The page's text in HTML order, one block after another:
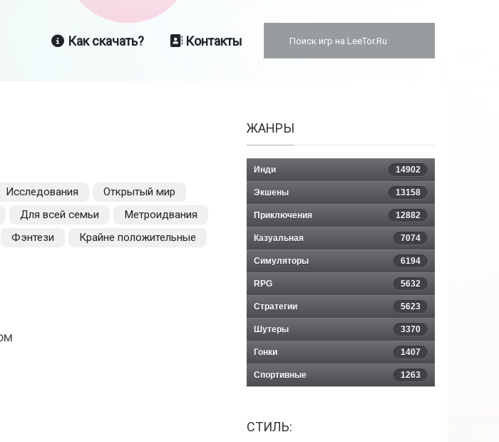
Как скачать? Контакты
Исследования
Открытый мир
Для всей семьи
Метроидвания
Фэнтези
Крайне положительные
ЖАНРЫ
Инди 14902
Экшены 13158
Приключения 12882
Казуальная 7074
Симуляторы 6194
RPG 5632
Стратегии 5623
Шутеры 3370
Гонки 1407
Спортивные 1263
СТИЛЬ: